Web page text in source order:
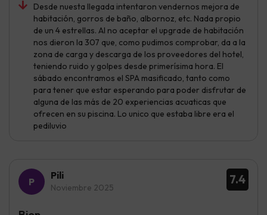
Desde nuesta llegada intentaron vendernos mejora de
habitación, gorros de baño, albornoz, etc. Nada propio
de un 4 estrellas. Al no aceptar el upgrade de habitación
nos dieron la 307 que, como pudimos comprobar, da a la
zona de carga y descarga de los proveedores del hotel,
teniendo ruido y golpes desde primerísima hora. El
sábado encontramos el SPA masificado, tanto como
para tener que estar esperando para poder disfrutar de
alguna de las más de 20 experiencias acuaticas que
ofrecen en su piscina. Lo unico que estaba libre era el
pediluvio
7.4
Pili
Noviembre 2025